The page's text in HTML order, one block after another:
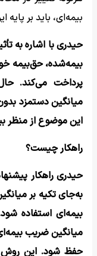
بیمه‌ای، باید بر
حیدری با اشاره به
بیمه‌شده، حق‌بیمه
پرداخت می‌کند.
میانگین دستمزد
این موضوع از منظر
راهکار چیست؟
حیدری راهکار
به‌جای تکیه بر
بیمه‌ای استفاده
میانگین ضریب
حفظ شود. این روش